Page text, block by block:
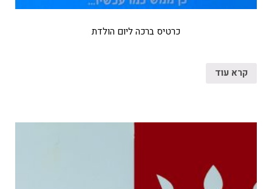
כרטיס ברכה ליום הולדת
קרא עוד